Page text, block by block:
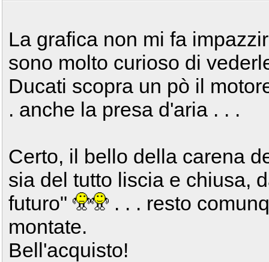
La grafica non mi fa
sono molto curioso di
Ducati scopra un pò il
. anche la presa d'aria . . .
Certo, il bello della carena
sia del tutto liscia e chiusa,
futuro"
. . . resto
montate.
Bell'acquisto!